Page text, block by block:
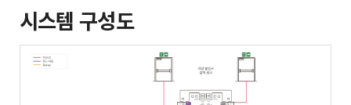
시스템 구성도